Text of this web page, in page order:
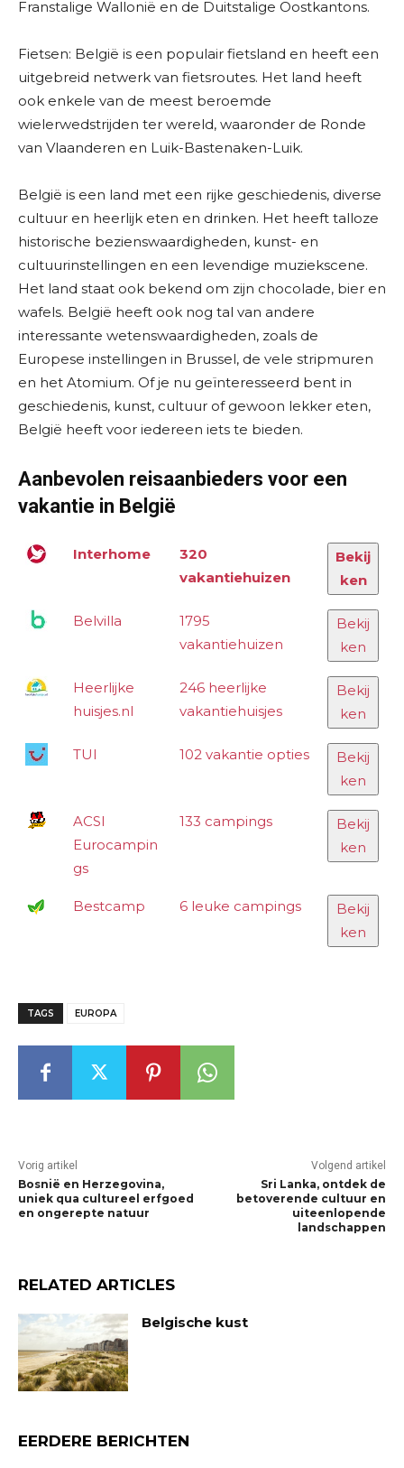
Franstalige Wallonië en de Duitstalige Oostkantons.
Fietsen: België is een populair fietsland en heeft een
uitgebreid netwerk van fietsroutes. Het land heeft
ook enkele van de meest beroemde
wielerwedstrijden ter wereld, waaronder de Ronde
van Vlaanderen en Luik-Bastenaken-Luik.
België is een land met een rijke geschiedenis, diverse
cultuur en heerlijk eten en drinken. Het heeft talloze
historische bezienswaardigheden, kunst- en
cultuurinstellingen en een levendige muziekscene.
Het land staat ook bekend om zijn chocolade, bier en
wafels. België heeft ook nog tal van andere
interessante wetenswaardigheden, zoals de
Europese instellingen in Brussel, de vele stripmuren
en het Atomium. Of je nu geïnteresseerd bent in
geschiedenis, kunst, cultuur of gewoon lekker eten,
België heeft voor iedereen iets te bieden.
Aanbevolen reisaanbieders voor een
vakantie in België
Interhome
320
vakantiehuizen
Bekij
ken
Belvilla
1795
vakantiehuizen
Bekij
ken
Heerlijke
huisjes.nl
246 heerlijke
vakantiehuisjes
Bekij
ken
TUI 102 vakantie opties
Bekij
ken
ACSI
Eurocampin
gs
133 campings
Bekij
ken
Bestcamp 6 leuke campings
Bekij
ken
TAGS EUROPA
Vorig artikel
Bosnië en Herzegovina,
uniek qua cultureel erfgoed
en ongerepte natuur
Volgend artikel
Sri Lanka, ontdek de
betoverende cultuur en
uiteenlopende
landschappen
RELATED ARTICLES
Belgische kust
EERDERE BERICHTEN